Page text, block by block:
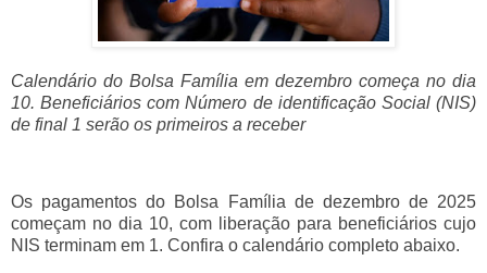
Calendário do Bolsa Família em dezembro começa no dia
10. Beneficiários com Número de identificação Social (NIS)
de final 1 serão os primeiros a receber
Os pagamentos do Bolsa Família de dezembro de 2025
começam no dia 10, com liberação para beneficiários cujo
NIS terminam em 1. Confira o calendário completo abaixo.